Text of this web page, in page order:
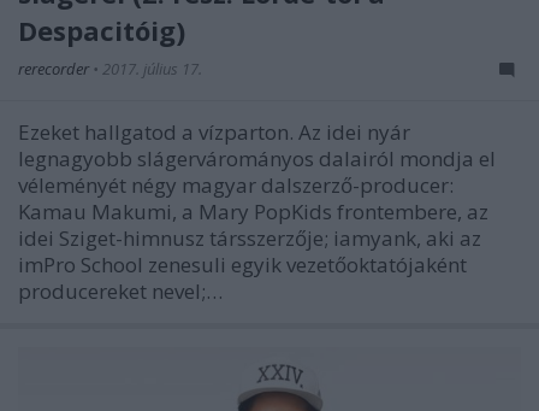
Despacitóig)
rerecorder • 2017. július 17.
Ezeket hallgatod a vízparton. Az idei nyár
legnagyobb slágervárományos dalairól mondja el
véleményét négy magyar dalszerző-producer:
Kamau Makumi, a Mary PopKids frontembere, az
idei Sziget-himnusz társszerzője; iamyank, aki az
imPro School zenesuli egyik vezetőoktatójaként
producereket nevel;…